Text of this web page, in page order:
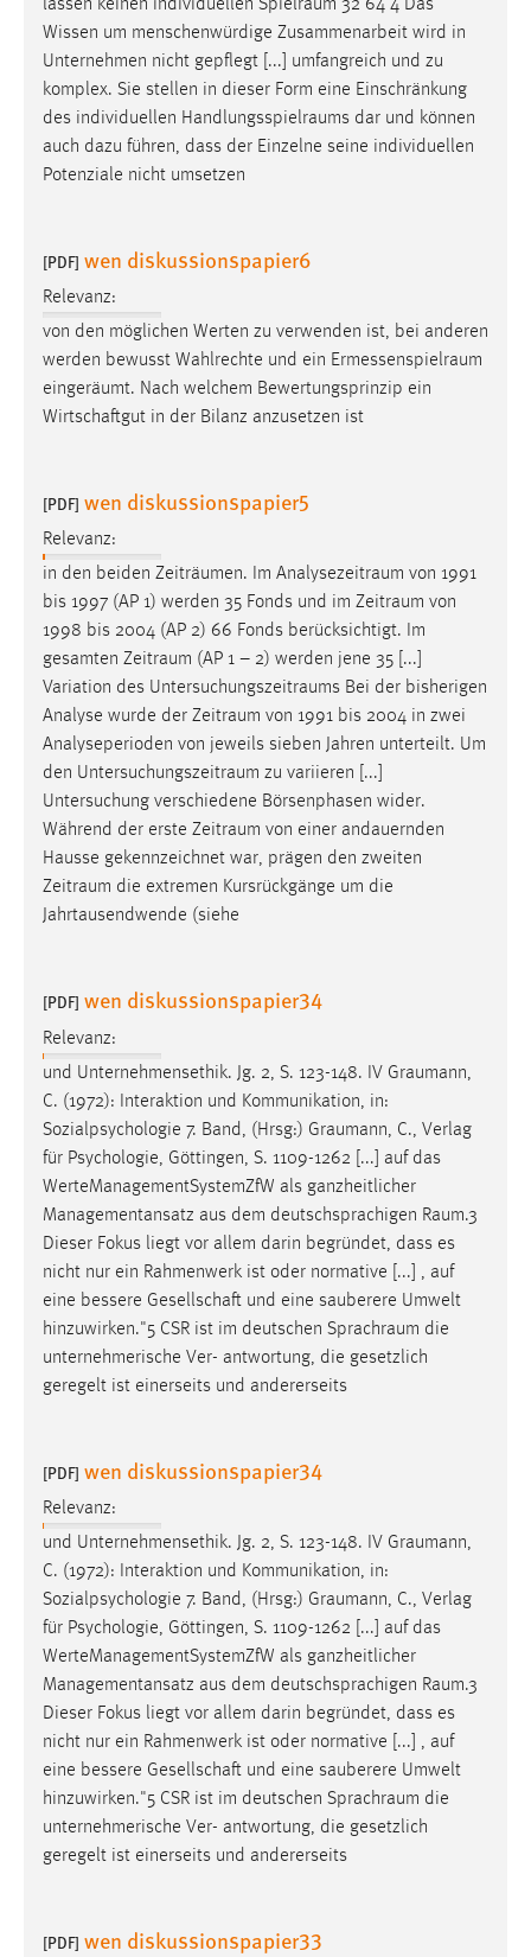
lassen keinen individuellen Spielraum 32 64 4 Das
Wissen um menschenwürdige Zusammenarbeit wird in
Unternehmen nicht gepflegt [...] umfangreich und zu
komplex. Sie stellen in dieser Form eine Einschränkung
des individuellen Handlungsspielraums dar und können
auch dazu führen, dass der Einzelne seine individuellen
Potenziale nicht umsetzen
[PDF] wen diskussionspapier6
Relevanz:
von den möglichen Werten zu verwenden ist, bei anderen
werden bewusst Wahlrechte und ein Ermessenspielraum
eingeräumt. Nach welchem Bewertungsprinzip ein
Wirtschaftgut in der Bilanz anzusetzen ist
[PDF] wen diskussionspapier5
Relevanz:
in den beiden Zeiträumen. Im Analysezeitraum von 1991
bis 1997 (AP 1) werden 35 Fonds und im Zeitraum von
1998 bis 2004 (AP 2) 66 Fonds berücksichtigt. Im
gesamten Zeitraum (AP 1 – 2) werden jene 35 [...]
Variation des Untersuchungszeitraums Bei der bisherigen
Analyse wurde der Zeitraum von 1991 bis 2004 in zwei
Analyseperioden von jeweils sieben Jahren unterteilt. Um
den Untersuchungszeitraum zu variieren [...]
Untersuchung verschiedene Börsenphasen wider.
Während der erste Zeitraum von einer andauernden
Hausse gekennzeichnet war, prägen den zweiten
Zeitraum die extremen Kursrückgänge um die
Jahrtausendwende (siehe
[PDF] wen diskussionspapier34
Relevanz:
und Unternehmensethik. Jg. 2, S. 123-148. IV Graumann,
C. (1972): Interaktion und Kommunikation, in:
Sozialpsychologie 7. Band, (Hrsg:) Graumann, C., Verlag
für Psychologie, Göttingen, S. 1109-1262 [...] auf das
WerteManagementSystemZfW als ganzheitlicher
Managementansatz aus dem deutschsprachigen Raum.3
Dieser Fokus liegt vor allem darin begründet, dass es
nicht nur ein Rahmenwerk ist oder normative [...] , auf
eine bessere Gesellschaft und eine sauberere Umwelt
hinzuwirken."5 CSR ist im deutschen Sprachraum die
unternehmerische Ver- antwortung, die gesetzlich
geregelt ist einerseits und andererseits
[PDF] wen diskussionspapier34
Relevanz:
und Unternehmensethik. Jg. 2, S. 123-148. IV Graumann,
C. (1972): Interaktion und Kommunikation, in:
Sozialpsychologie 7. Band, (Hrsg:) Graumann, C., Verlag
für Psychologie, Göttingen, S. 1109-1262 [...] auf das
WerteManagementSystemZfW als ganzheitlicher
Managementansatz aus dem deutschsprachigen Raum.3
Dieser Fokus liegt vor allem darin begründet, dass es
nicht nur ein Rahmenwerk ist oder normative [...] , auf
eine bessere Gesellschaft und eine sauberere Umwelt
hinzuwirken."5 CSR ist im deutschen Sprachraum die
unternehmerische Ver- antwortung, die gesetzlich
geregelt ist einerseits und andererseits
[PDF] wen diskussionspapier33